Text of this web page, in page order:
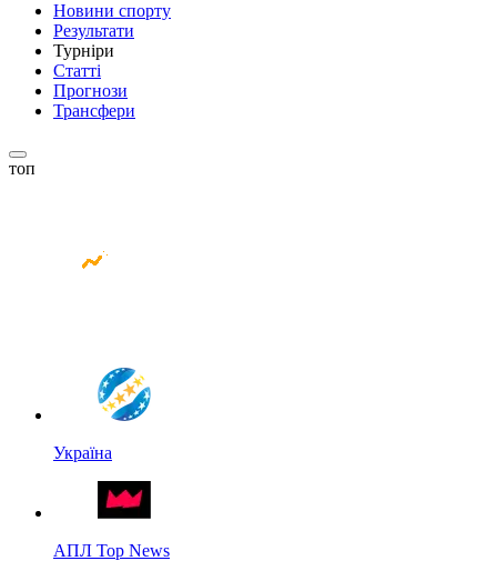
Новини спорту
Результати
Турніри
Статті
Прогнози
Трансфери
топ
Україна
АПЛ Top News